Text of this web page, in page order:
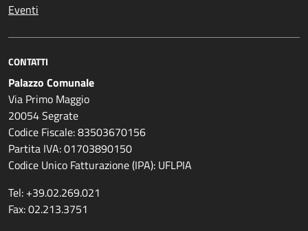
Eventi
CONTATTI
Palazzo Comunale
Via Primo Maggio
20054 Segrate
Codice Fiscale: 83503670156
Partita IVA: 01703890150
Codice Unico Fatturazione (IPA): UFLPIA
Tel: +39.02.269.021
Fax: 02.213.3751